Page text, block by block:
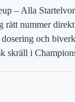
– Alla Startelvor
rätt nummer direkt
och
skräll i